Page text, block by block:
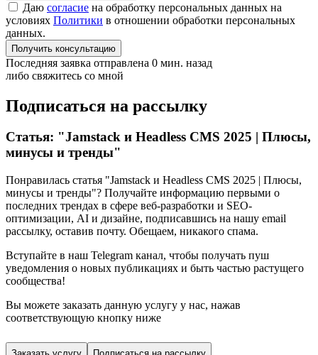
Даю согласие на обработку персональных данных на
условиях Политики в отношении обработки персональных
данных.
Получить консультацию
Последняя заявка отправлена 0 мин. назад
либо свяжитесь со мной
Подписаться на рассылку
Статья: "Jamstack и Headless CMS 2025 | Плюсы,
минусы и тренды"
Понравилась статья "Jamstack и Headless CMS 2025 | Плюсы,
минусы и тренды"? Получайте информацию первыми о
последних трендах в сфере веб-разработки и SEO-
оптимизации, AI и дизайне, подписавшись на нашу email
рассылку, оставив почту. Обещаем, никакого спама.
Вступайте в наш Telegram канал, чтобы получать пуш
уведомления о новых публикациях и быть частью растущего
сообщества!
Вы можете заказать данную услугу у нас, нажав
соответствующую кнопку ниже